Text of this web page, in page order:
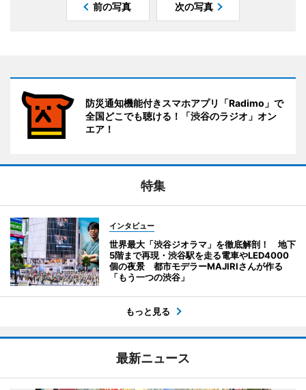
前の写真 次の写真
防災通知機能付きスマホアプリ「Radimo」で
全国どこでも聴ける！「渋谷のラジオ」オン
エア！
特集
インタビュー
世界最大「渋谷ジオラマ」を徹底解剖！ 地下
5階まで再現・渋谷駅を走る電車やLED4000
個の夜景 都市モデラーMAJIRIさんが作る
「もう一つの渋谷」
もっと見る
最新ニュース